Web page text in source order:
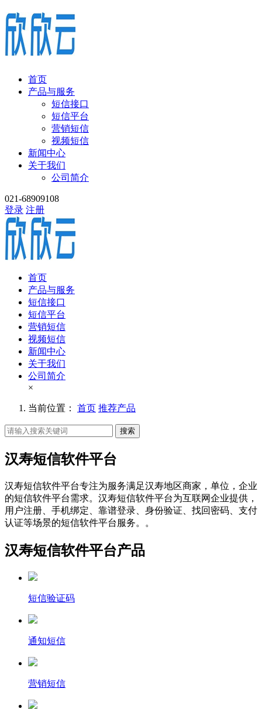
首页
产品与服务
短信接口
短信平台
营销短信
视频短信
新闻中心
关于我们
公司简介
021-68909108
登录 注册
首页
产品与服务
短信接口
短信平台
营销短信
视频短信
新闻中心
关于我们
公司简介
×
当前位置： 首页 推荐产品
搜索
汉寿短信软件平台
汉寿短信软件平台专注为服务满足汉寿地区商家，单位，企业
的短信软件平台需求。汉寿短信软件平台为互联网企业提供，
用户注册、手机绑定、靠谱登录、身份验证、找回密码、支付
认证等场景的短信软件平台服务。。
汉寿短信软件平台产品
短信验证码
通知短信
营销短信